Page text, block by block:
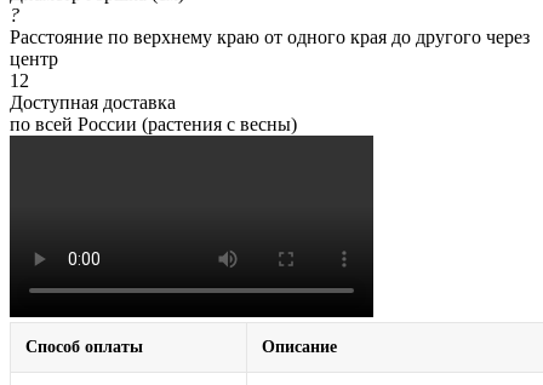
?
Расстояние по верхнему краю от одного края до другого через
центр
12
Доступная доставка
по всей России (растения с весны)
Способ оплаты Описание